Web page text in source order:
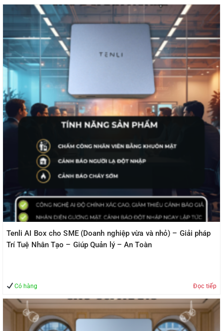
Tenli AI Box cho SME (Doanh nghiệp vừa và nhỏ) – Giải pháp
Trí Tuệ Nhân Tạo – Giúp Quản lý – An Toàn
Có hàng Đọc tiếp